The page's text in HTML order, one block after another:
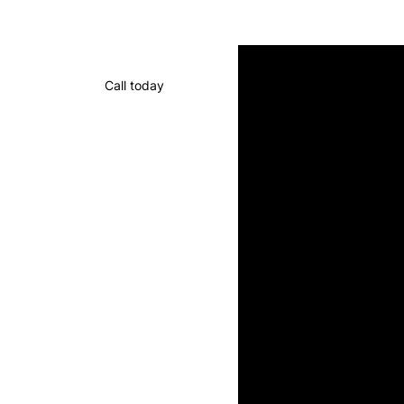
Call today